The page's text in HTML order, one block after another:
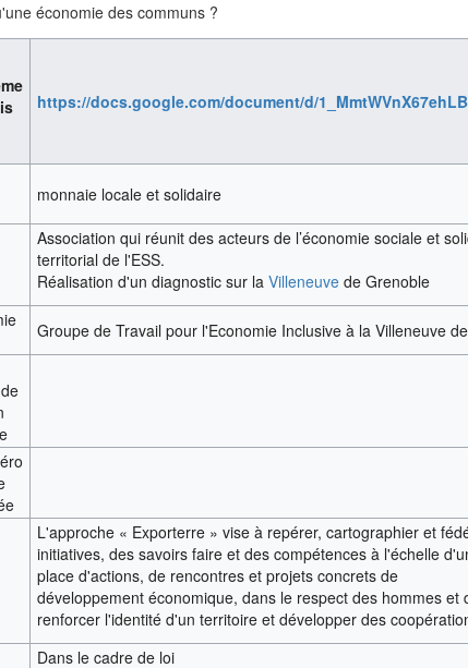
économie des communs ?
https://docs.google.com/document/d/
monnaie locale et solidaire
Association qui réunit des acteurs de l’économie sociale et
territorial de l'ESS.
Réalisation d'un diagnostic sur la Villeneuvede Grenoble
Groupe de Travail pour l'Economie Inclusive à la Villeneuve
L'approche « Exporterre » vise à repérer, cartographier et
initiatives, des savoirs faire et des compétences à l'échelle
place d'actions, de rencontres et projets concrets de
développement économique, dans le respect des hommes et
renforcer l'identité d'un territoire et développer des
Dans le cadre de loi